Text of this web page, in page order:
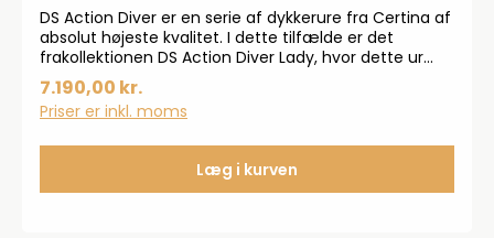
DS Action Diver er en serie af dykkerure fra Certina af
absolut højeste kvalitet. I dette tilfælde er det
frakollektionen DS Action Diver Lady, hvor dette ur
er en af topmodellerne til damer. Dameuret ses
med safirglas og automatisk urværk. 300 m
vandtæthed.Dameuret måler ø34 mm i
op ved almindelige håndledsbevægelse
7.190,00 kr.
Priser er inkl. moms
Læg i kurven